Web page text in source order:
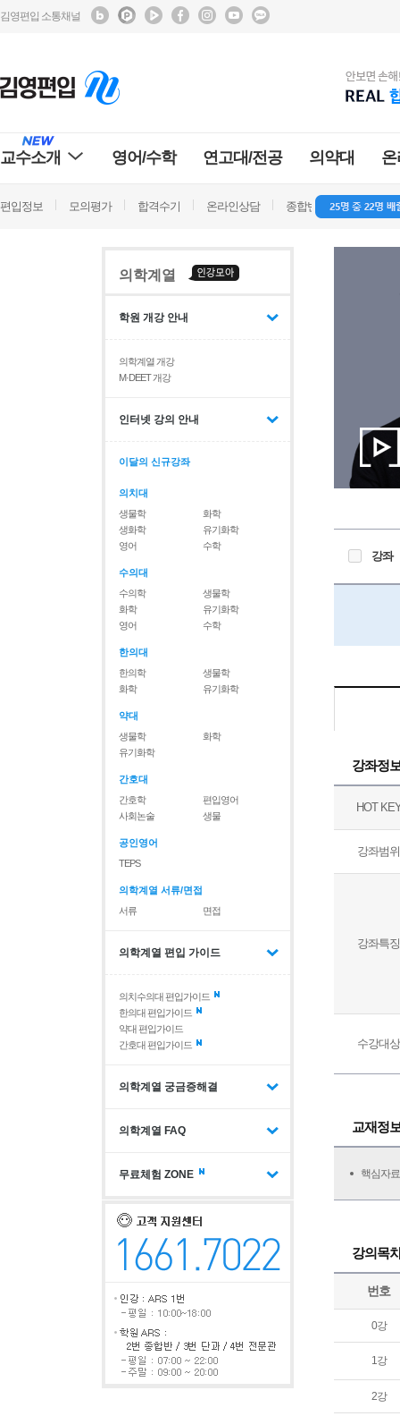
김영편입 소통채널
교수소개 영어/수학 연고대/전공 의약대
편입정보 모의평가 합격수기 온라인상담 종합반 방문상담
의학계열
학원 개강 안내
의학계열 개강
M·DEET 개강
인터넷 강의 안내
이달의 신규강좌
의치대
생물학
화학
생화학
유기화학
영어
수학
수의대
수의학
생물학
화학
유기화학
영어
수학
한의대
한의학
생물학
화학
유기화학
약대
생물학
화학
유기화학
간호대
간호학
편입영어
사회논술
생물
공인영어
TEPS
의학계열 서류/면접
서류
면접
의학계열 편입 가이드
의치수의대 편입가이드
한의대 편입가이드
약대 편입가이드
간호대 편입가이드
의학계열 궁금증해결
의학계열 FAQ
무료체험 ZONE
강좌
강좌정
HOT
강좌범위
강좌특징
수강대상
교재정
핵심자
강의목
번호
0강
1강
2강